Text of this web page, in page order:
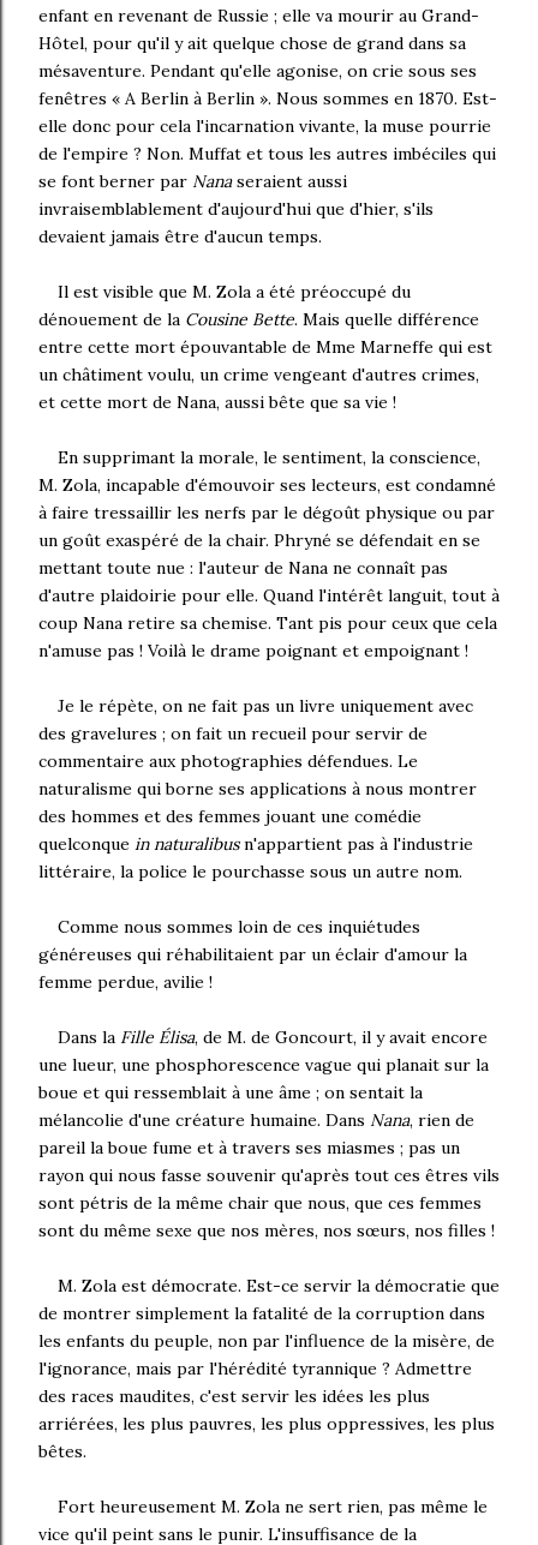
enfant en revenant de Russie ; elle va mourir au Grand-
Hôtel, pour qu'il y ait quelque chose de grand dans sa
mésaventure. Pendant qu'elle agonise, on crie sous ses
fenêtres « A Berlin à Berlin ». Nous sommes en 1870. Est-
elle donc pour cela l'incarnation vivante, la muse pourrie
de l'empire ? Non. Muffat et tous les autres imbéciles qui
se font berner par Nanaseraient aussi
invraisemblablement d'aujourd'hui que d'hier, s'ils
devaient jamais être d'aucun temps.
Il est visible que M. Zola a été préoccupé du
dénouement de la Cousine Bette. Mais quelle différence
entre cette mort épouvantable de Mme Marneffe qui est
un châtiment voulu, un crime vengeant d'autres crimes,
et cette mort de Nana, aussi bête que sa vie !
En supprimant la morale, le sentiment, la conscience,
M. Zola, incapable d'émouvoir ses lecteurs, est condamné
à faire tressaillir les nerfs par le dégoût physique ou par
un goût exaspéré de la chair. Phryné se défendait en se
mettant toute nue : l'auteur de Nana ne connaît pas
d'autre plaidoirie pour elle. Quand l'intérêt languit, tout à
coup Nana retire sa chemise. Tant pis pour ceux que cela
n'amuse pas ! Voilà le drame poignant et empoignant !
Je le répète, on ne fait pas un livre uniquement avec
des gravelures ; on fait un recueil pour servir de
commentaire aux photographies défendues. Le
naturalisme qui borne ses applications à nous montrer
des hommes et des femmes jouant une comédie
quelconque in naturalibusn'appartient pas à l'industrie
littéraire, la police le pourchasse sous un autre nom.
Comme nous sommes loin de ces inquiétudes
généreuses qui réhabilitaient par un éclair d'amour la
femme perdue, avilie !
Dans la Fille Élisa, de M. de Goncourt, il y avait encore
une lueur, une phosphorescence vague qui planait sur la
boue et qui ressemblait à une âme ; on sentait la
mélancolie d'une créature humaine. Dans Nana, rien de
pareil la boue fume et à travers ses miasmes ; pas un
rayon qui nous fasse souvenir qu'après tout ces êtres vils
sont pétris de la même chair que nous, que ces femmes
sont du même sexe que nos mères, nos sœurs, nos filles !
M. Zola est démocrate. Est-ce servir la démocratie que
de montrer simplement la fatalité de la corruption dans
les enfants du peuple, non par l'influence de la misère, de
l'ignorance, mais par l'hérédité tyrannique ? Admettre
des races maudites, c'est servir les idées les plus
arriérées, les plus pauvres, les plus oppressives, les plus
bêtes.
Fort heureusement M. Zola ne sert rien, pas même le
vice qu'il peint sans le punir. L'insuffisance de la